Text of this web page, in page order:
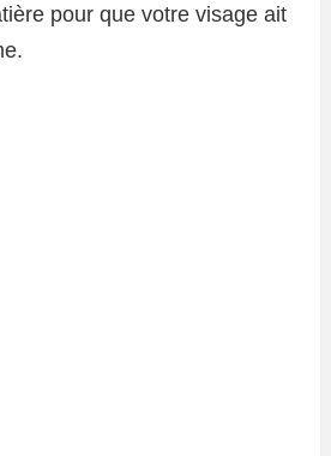
pour que votre visage ait